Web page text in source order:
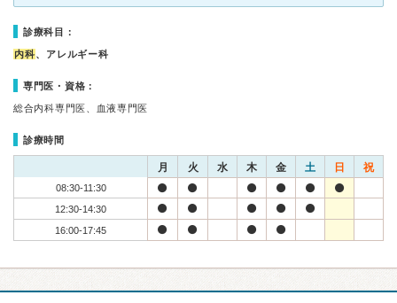
診療科目：
内科、アレルギー科
専門医・資格：
総合内科専門医、血液専門医
診療時間
月 火 水 木 金 土 日 祝
08:30-11:30
12:30-14:30
16:00-17:45